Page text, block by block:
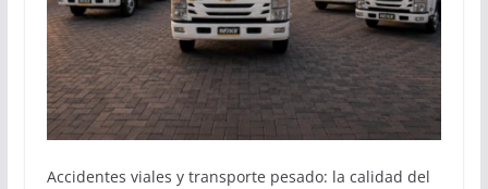
Accidentes viales y transporte pesado: la calidad del